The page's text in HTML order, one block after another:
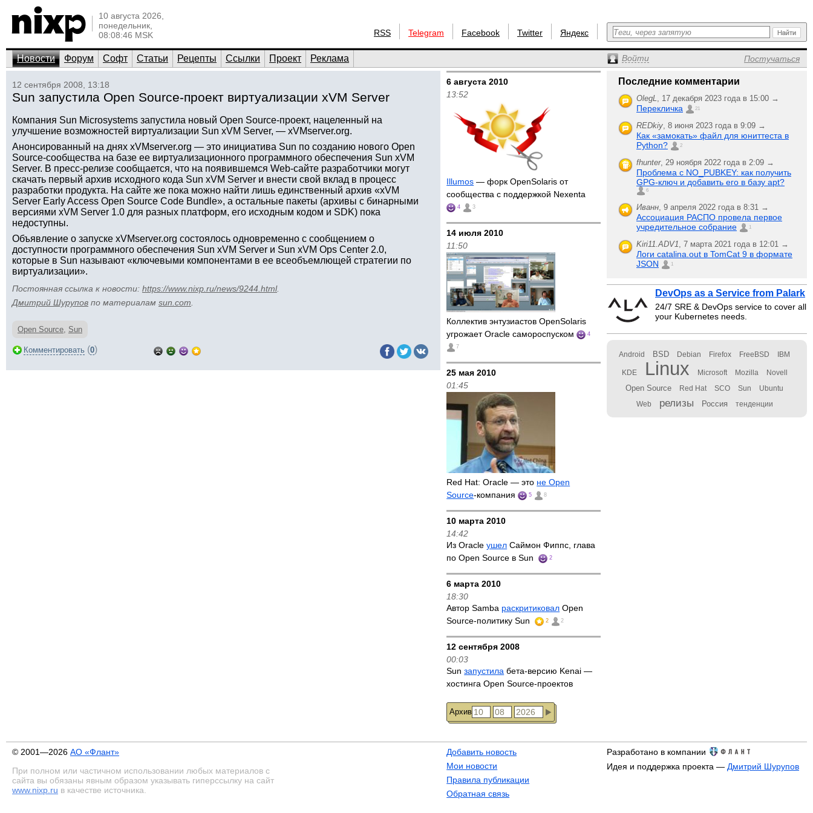
10 августа 2026,
понедельник,
08:08:46 MSK
RSS Telegram Facebook Twitter Яндекс
Новости Форум Софт Статьи Рецепты Ссылки Проект Реклама Войти Постучаться
12 сентября 2008, 13:18
Sun запустила Open Source-проект виртуализации xVM Server
Компания Sun Microsystems запустила новый Open Source-проект, нацеленный на
улучшение возможностей виртуализации Sun xVM Server, — xVMserver.org.
Анонсированный на днях xVMserver.org — это инициатива Sun по созданию нового Open
Source-сообщества на базе ее виртуализационного программного обеспечения Sun xVM
Server. В пресс-релизе сообщается, что на появившемся Web-сайте разработчики могут
скачать первый архив исходного кода Sun xVM Server и внести свой вклад в процесс
разработки продукта. На сайте же пока можно найти лишь единственный архив «xVM
Server Early Access Open Source Code Bundle», а остальные пакеты (архивы с бинарными
версиями xVM Server 1.0 для разных платформ, его исходным кодом и SDK) пока
недоступны.
Объявление о запуске xVMserver.org состоялось одновременно с сообщением о
доступности программного обеспечения Sun xVM Server и Sun xVM Ops Center 2.0,
которые в Sun называют «ключевыми компонентами в ее всеобъемлющей стратегии по
виртуализации».
Постоянная ссылка к новости: https://www.nixp.ru/news/9244.html.
Дмитрий Шурупов по материалам sun.com
Open Source, Sun
Комментировать (0)
6 августа 2010
13:52
Illumos — форк OpenSolaris от
сообщества с поддержкой Nexenta
4 3
14 июля 2010
11:50
Коллектив энтузиастов OpenSolaris
угрожает Oracle самороспуском
4
7
25 мая 2010
01:45
Red Hat: Oracle — это не Open
Source-компания 5 8
10 марта 2010
14:42
Из Oracleушел Саймон Фиппс, глава
по Open Source в Sun
2
6 марта 2010
18:30
Автор Samba раскритиковал Open
Source-политику Sun
2 2
12 сентября 2008
00:03
Sunзапустила бета-версию Kenai —
хостинга Open Source-проектов
Архив
Последние комментарии
OlegL, 17 декабря 2023 года в 15:00 →
Перекличка 21
REDkiy, 8 июня 2023 года в 9:09 →
Как «замокать» файл для юниттеста в
Python?
2
fhunter, 29 ноября 2022 года в 2:09 →
Проблема с NO_PUBKEY: как получить
GPG-ключ и добавить его в базу apt?
6
Иванн, 9 апреля 2022 года в 8:31 →
Ассоциация РАСПО провела первое
учредительное собрание
1
Kiri11.ADV1, 7 марта 2021 года в 12:01 →
Логи catalina.out в TomCat 9 в формате
JSON
1
DevOps as a Service from Palark
24/7 SRE & DevOps service to cover all
your Kubernetes needs.
Android BSD Debian Firefox FreeBSD IBM
KDE Linux Microsoft Mozilla Novell
Open Source Red Hat SCO Sun Ubuntu
Web релизы Россия тенденции
© 2001—2026 АО «Флант»
При полном или частичном использовании любых материалов с
сайта вы обязаны явным образом указывать гиперссылку на сайт
www.nixp.ru в качестве источника.
Добавить новость
Мои новости
Правила публикации
Обратная связь
Разработано в компании
Идея и поддержка проекта — Дмитрий Шурупов